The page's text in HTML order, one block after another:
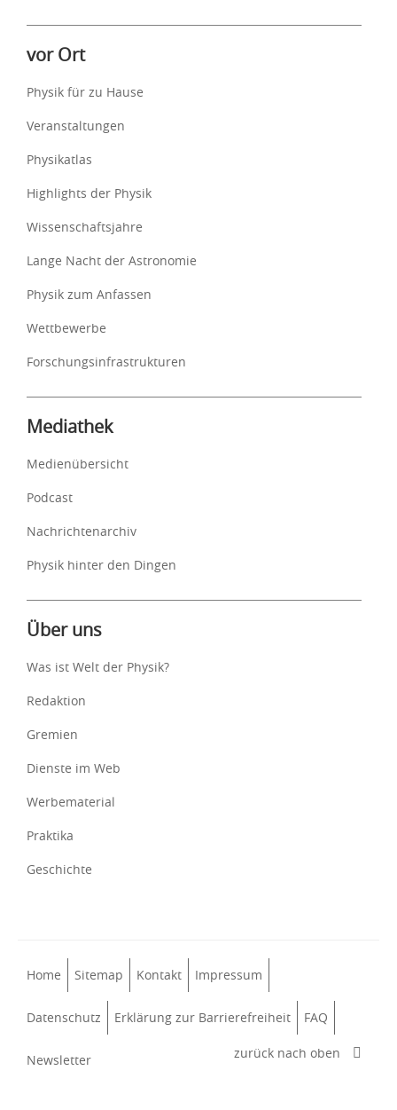
vor Ort
Physik für zu Hause
Veranstaltungen
Physikatlas
Highlights der Physik
Wissenschaftsjahre
Lange Nacht der Astronomie
Physik zum Anfassen
Wettbewerbe
Forschungsinfrastrukturen
Mediathek
Medienübersicht
Podcast
Nachrichtenarchiv
Physik hinter den Dingen
Über uns
Was ist Welt der Physik?
Redaktion
Gremien
Dienste im Web
Werbematerial
Praktika
Geschichte
Home Sitemap Kontakt Impressum
Datenschutz Erklärung zur Barrierefreiheit FAQ
Newsletter zurück nach oben